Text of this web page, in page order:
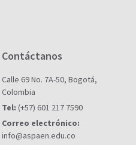
Contáctanos
Calle 69 No. 7A-50, Bogotá,
Colombia
Tel: (+57) 601 217 7590
Correo electrónico:
info@aspaen.edu.co